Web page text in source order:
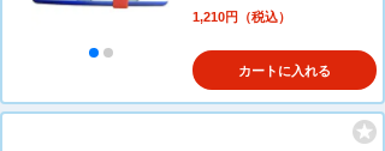
1,210円（税込）
カートに入れる